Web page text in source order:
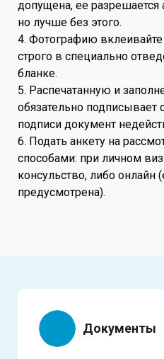
допущена, ее разрешается
но лучше без этого.
4. Фотографию
строго в специально
бланке.
5. Распечатанную и
обязательно подписывает
подписи документ
6. Подать анкету на
способами: при личном
консульство, либо онлайн
предусмотрена).
Документы